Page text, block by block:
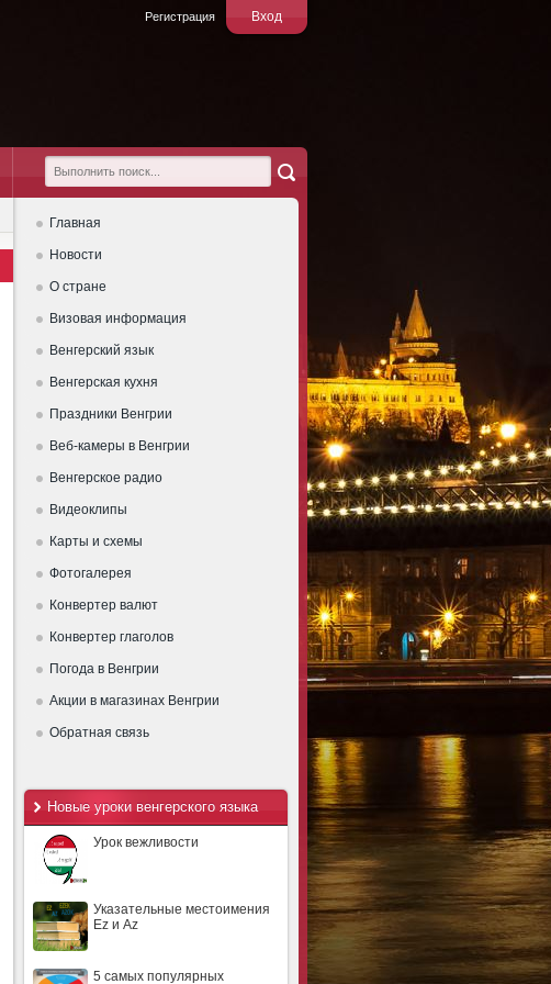
Вход
Регистрация
Главная
Новости
О стране
Визовая информация
Венгерский язык
Венгерская кухня
Праздники Венгрии
Веб-камеры в Венгрии
Венгерское радио
Видеоклипы
Карты и схемы
Фотогалерея
Конвертер валют
Конвертер глаголов
Погода в Венгрии
Акции в магазинах Венгрии
Обратная связь
Новые уроки венгерского языка
Урок вежливости
Указательные местоимения
Ez и Az
5 самых популярных